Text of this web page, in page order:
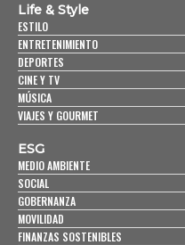
Life & Style
ESTILO
ENTRETENIMIENTO
DEPORTES
CINE Y TV
MÚSICA
VIAJES Y GOURMET
ESG
MEDIO AMBIENTE
SOCIAL
GOBERNANZA
MOVILIDAD
FINANZAS SOSTENIBLES